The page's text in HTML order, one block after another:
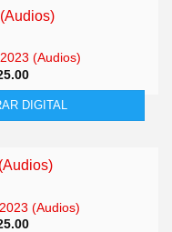
(Audios)
El
actual
es:
US$25.00.
DIGITAL
(Audios)
El